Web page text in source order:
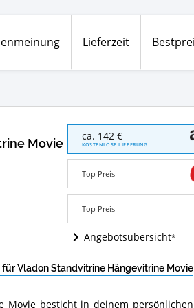
Bestpreis
Movie
Vladon
Standvitrine
Movie
Angebote:
Vitrine
ca. 142 €
KOSTENLOSE LIEFERUNG
Vladon Standvitrine Hängevitrine Movie